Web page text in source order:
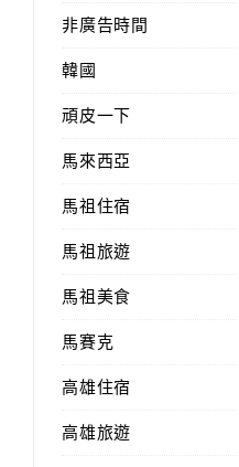
非廣告時間
韓國
頑皮一下
馬來西亞
馬祖住宿
馬祖旅遊
馬祖美食
馬賽克
高雄住宿
高雄旅遊